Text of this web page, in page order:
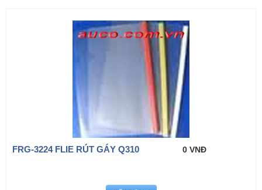
FRG-3224 FLIE RÚT GÁY Q310 0 VNĐ